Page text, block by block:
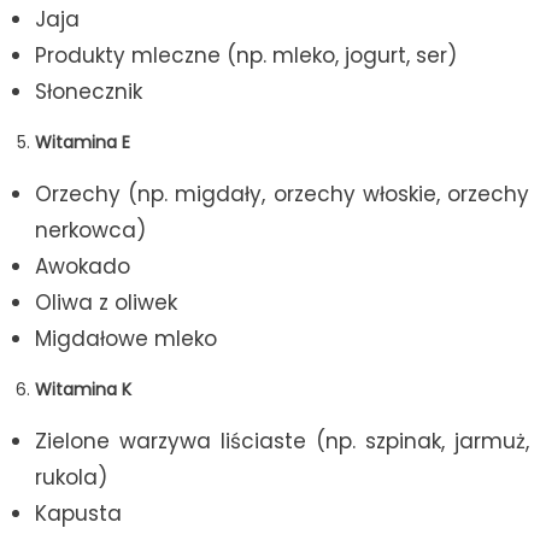
Jaja
Produkty mleczne (np. mleko, jogurt, ser)
Słonecznik
Witamina E
Orzechy (np. migdały, orzechy włoskie, orzechy
nerkowca)
Awokado
Oliwa z oliwek
Migdałowe mleko
Witamina K
Zielone warzywa liściaste (np. szpinak, jarmuż,
rukola)
Kapusta